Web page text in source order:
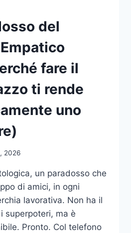
del
fare il
ti rende
uno
2026
un paradosso che
di amici, in ogni
lavorativa. Non ha il
superpoteri, ma è
Pronto. Col telefono